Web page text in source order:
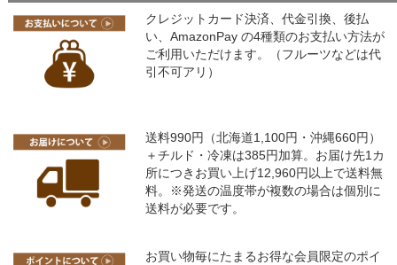
クレジットカード決済、代金引換、後払
い、AmazonPay の4種類のお支払い方法が
ご利用いただけます。（フルーツなどは代
引不可アリ）
送料990円（北海道1,100円・沖縄660円）
＋チルド・冷凍は385円加算。お届け先1カ
所につきお買い上げ12,960円以上で送料無
料。※発送の温度帯が複数の場合は個別に
送料が必要です。
お買い物毎にたまるお得な会員限定のポイ